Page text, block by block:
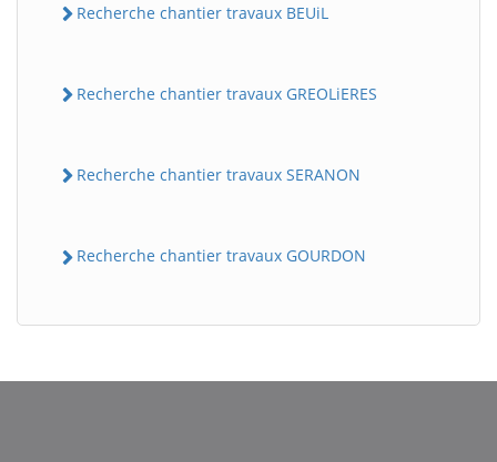
Recherche chantier travaux BEUiL
Recherche chantier travaux GREOLiERES
Recherche chantier travaux SERANON
Recherche chantier travaux GOURDON
Assistant en ligne